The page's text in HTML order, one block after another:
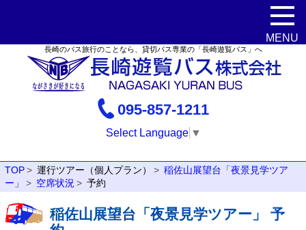
長崎のバス旅行のことなら、貸切バス専業の「長崎遊覧バス」へ
095-857-1211
Select Language ▼
TOP 運行ツアー（個人プラン）
稲佐山展望台「夜景見学ツア
ー」
空席状況 予約
稲佐山展望台「夜景見学ツアー」 予